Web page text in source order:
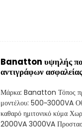
Banatton υψηλής
αντιγράφων
Μάρκα: Banatton Τόπος
μοντέλου: 500~3000VA
καθαρό ημιτονικό κύμα
2000VA 3000VA